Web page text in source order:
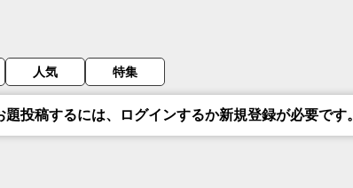
人気 特集
題投稿するには、ログインするか新規登録が必要です。